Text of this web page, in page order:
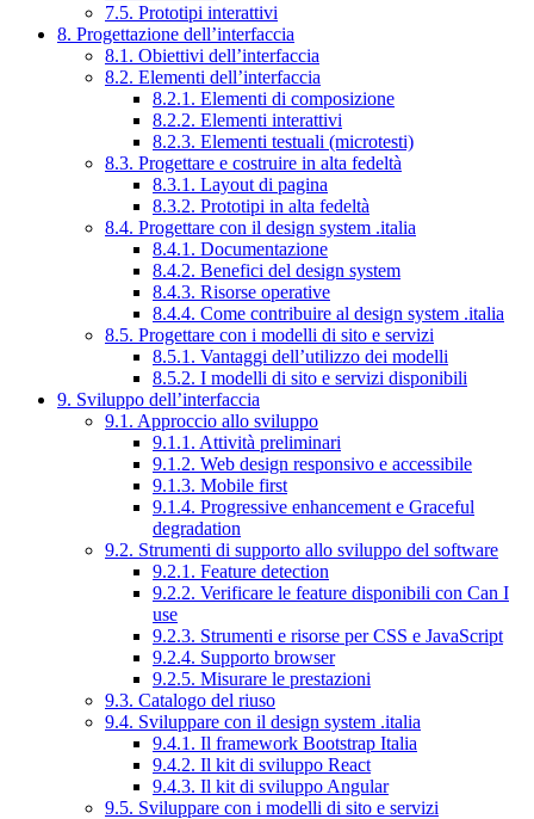
7.5. Prototipi interattivi
8. Progettazione dell’interfaccia
8.1. Obiettivi dell’interfaccia
8.2. Elementi dell’interfaccia
8.2.1. Elementi di composizione
8.2.2. Elementi interattivi
8.2.3. Elementi testuali (microtesti)
8.3. Progettare e costruire in alta fedeltà
8.3.1. Layout di pagina
8.3.2. Prototipi in alta fedeltà
8.4. Progettare con il design system .italia
8.4.1. Documentazione
8.4.2. Benefici del design system
8.4.3. Risorse operative
8.4.4. Come contribuire al design system .italia
8.5. Progettare con i modelli di sito e servizi
8.5.1. Vantaggi dell’utilizzo dei modelli
8.5.2. I modelli di sito e servizi disponibili
9. Sviluppo dell’interfaccia
9.1. Approccio allo sviluppo
9.1.1. Attività preliminari
9.1.2. Web design responsivo e accessibile
9.1.3. Mobile first
9.1.4. Progressive enhancement e Graceful
degradation
9.2. Strumenti di supporto allo sviluppo del software
9.2.1. Feature detection
9.2.2. Verificare le feature disponibili con Can I
use
9.2.3. Strumenti e risorse per CSS e JavaScript
9.2.4. Supporto browser
9.2.5. Misurare le prestazioni
9.3. Catalogo del riuso
9.4. Sviluppare con il design system .italia
9.4.1. Il framework Bootstrap Italia
9.4.2. Il kit di sviluppo React
9.4.3. Il kit di sviluppo Angular
9.5. Sviluppare con i modelli di sito e servizi